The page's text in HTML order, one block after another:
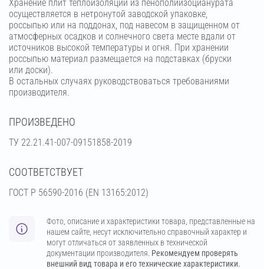
Хранение плит теплоизоляции из пенополиизоцианурата
осуществляется в нетронутой заводской упаковке,
россыпью или на поддонах, под навесом в защищенном от
атмосферных осадков и солнечного света месте вдали от
источников высокой температуры и огня. При хранении
россыпью материал размещается на подставках (бруски
или доски).
В остальных случаях руководствоваться требованиями
производителя.
ПРОИЗВЕДЕНО
ТУ 22.21.41-007-09151858-2019
СООТВЕТСТВУЕТ
ГОСТ Р 56590-2016 (EN 13165:2012)
Фото, описание и характеристики товара, представленные на
нашем сайте, несут исключительно справочный характер и
могут отличаться от заявленных в технической
документации производителя. Рекомендуем проверять
внешний вид товара и его технические характеристики.